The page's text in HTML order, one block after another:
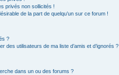
privés non sollicités !
de la part de quelqu’un sur ce forum !
?
des utilisateurs de ma liste d’amis et d’ignorés ?
dans un ou des forums ?